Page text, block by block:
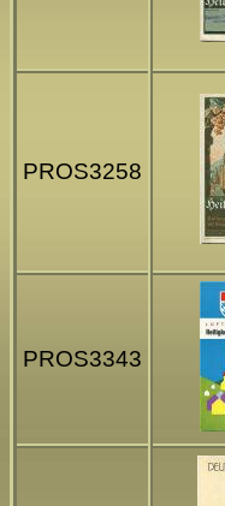
PROS3258
PROS3343